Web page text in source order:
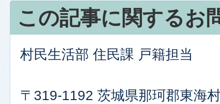
この記事に関するお
村民生活部 住民課 戸籍担当
〒319-1192 茨城県那珂郡東海